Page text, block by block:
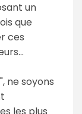
un
que
ces
ne soyons